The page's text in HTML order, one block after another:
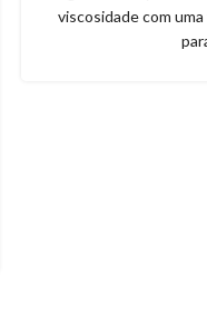
viscosidade com